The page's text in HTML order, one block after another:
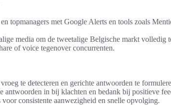
topmanagers met Google Alerts en tools zoals
media om de tweetalige Belgische markt volledig
of voice tegenover concurrenten.
te detecteren en gerichte antwoorden te
antwoorden in bij klachten en bedank bij positieve
consistente aanwezigheid en snelle opvolging.